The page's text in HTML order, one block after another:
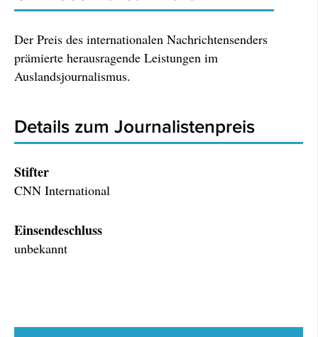
Der Preis des internationalen Nachrichtensenders
prämierte herausragende Leistungen im
Auslandsjournalismus.
Details zum Journalistenpreis
Stifter
CNN International
Einsendeschluss
unbekannt